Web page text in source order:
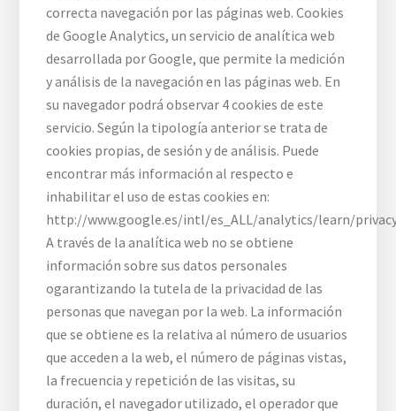
correcta navegación por las páginas web. Cookies
de Google Analytics, un servicio de analítica web
desarrollada por Google, que permite la medición
y análisis de la navegación en las páginas web. En
su navegador podrá observar 4 cookies de este
servicio. Según la tipología anterior se trata de
cookies propias, de sesión y de análisis. Puede
encontrar más información al respecto e
inhabilitar el uso de estas cookies en:
http://www.google.es/intl/es_ALL/analytics/learn/
A través de la analítica web no se obtiene
información sobre sus datos personales
ogarantizando la tutela de la privacidad de las
personas que navegan por la web. La información
que se obtiene es la relativa al número de usuarios
que acceden a la web, el número de páginas vistas,
la frecuencia y repetición de las visitas, su
duración, el navegador utilizado, el operador que